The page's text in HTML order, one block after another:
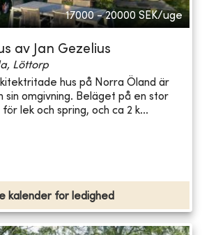
17000 - 20000 SEK/uge
av Jan Gezelius
Löttorp
hus på Norra Öland är
sin omgivning. Beläget på en stor
lek och spring, och ca 2 k...
kalender for ledighed